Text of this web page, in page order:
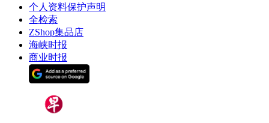
个人资料保护声明
全检索
ZShop集品店
海峡时报
商业时报